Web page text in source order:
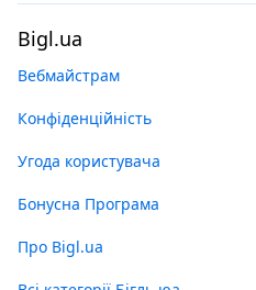
Bigl.ua
Вебмайстрам
Конфіденційність
Угода користувача
Бонусна Програма
Про Bigl.ua